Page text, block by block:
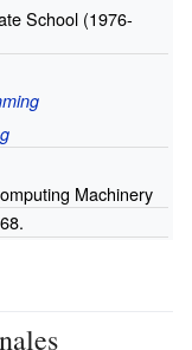
School (1976-
Machinery